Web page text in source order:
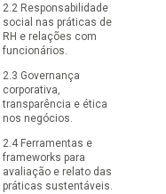
2.2 Responsabilidade
social nas práticas de
RH e relações com
funcionários.
2.3 Governança
corporativa,
transparência e ética
nos negócios.
2.4 Ferramentas e
frameworks para
avaliação e relato das
práticas sustentáveis.